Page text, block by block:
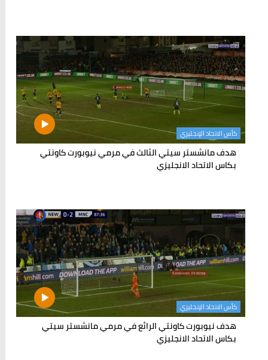
كأس الاتحاد الإنجليزي
هدف مانشستر سيتي الثالث في مرمي نيوبورت كاونتي
بكاس الاتحاد الانجليزي
كأس الاتحاد الإنجليزي
هدف نيوبورت كاونتي الرائع في مرمي مانشستر سيتي
بكاس الاتحاد الانجليزي